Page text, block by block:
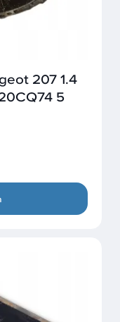
207 1.4
5